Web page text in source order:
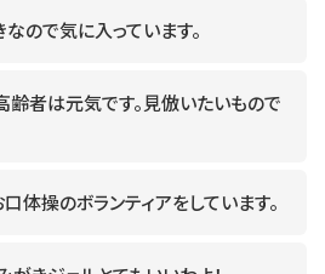
ので気に入っています。
者は元気です。見倣いたいもので
操のボランティアをしています。